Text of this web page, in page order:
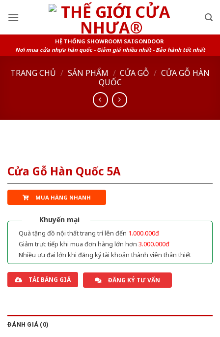
HỆ THỐNG SHOWROOM SAIGONDOOR
Nơi mua cửa nhựa hàn quốc - Giảm giá nhiều nhất - Bảo hành tốt nhất
TRANG CHỦ / SẢN PHẨM / CỬA GỖ / CỬA GỖ HÀN
QUỐC
Cửa Gỗ Hàn Quốc 5A
MUA HÀNG NHANH
Khuyến mại
Quà tặng đồ nội thất trang trí lên đến 1.000.000đ
Giảm trực tiếp khi mua đơn hàng lớn hơn 3.000.000đ
Nhiều ưu đãi lớn khi đăng ký tài khoản thành viên thân thiết
TẢI BẢNG GIÁ ĐĂNG KÝ TƯ VẤN
ĐÁNH GIÁ (0)